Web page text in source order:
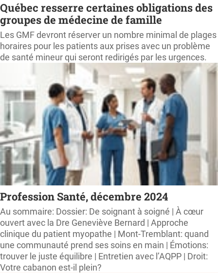
Québec resserre certaines obligations des
groupes de médecine de famille
Les GMF devront réserver un nombre minimal de plages
horaires pour les patients aux prises avec un problème
de santé mineur qui seront redirigés par les urgences.
Profession Santé, décembre 2024
Au sommaire: Dossier: De soignant à soigné | À cœur
ouvert avec la Dre Geneviève Bernard | Approche
clinique du patient myopathe | Mont-Tremblant: quand
une communauté prend ses soins en main | Émotions:
trouver le juste équilibre | Entretien avec l’AQPP | Droit:
Votre cabanon est-il plein?